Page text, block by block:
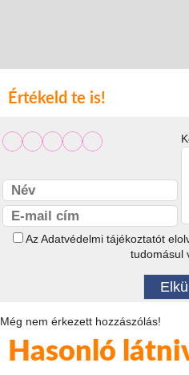
Értékeld te is!
AzAdatvédelmi tájékoztatót
tudomásul
Még nem érkezett hozzászólás!
Hasonló